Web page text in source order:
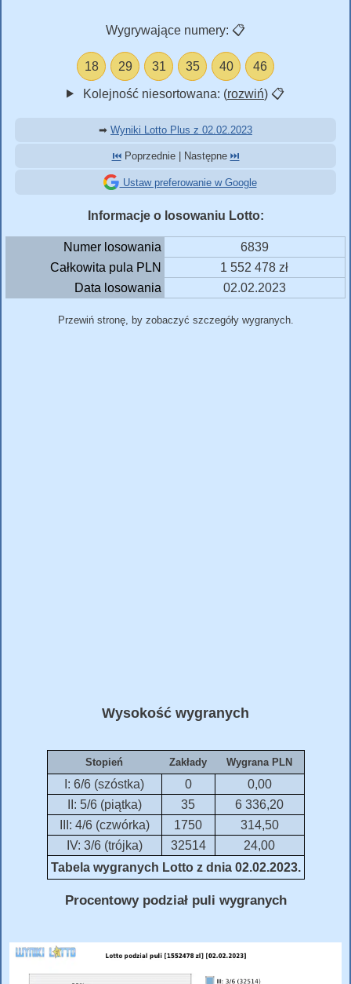
Wygrywające numery: 📋
18 29 31 35 40 46
Kolejność niesortowana: (rozwiń) 📋
➡ Wyniki Lotto Plus z 02.02.2023
⏮️Poprzednie | Następne ⏭️
Ustaw preferowanie w Google
Informacje o losowaniu Lotto:
Numer losowania
6839
Całkowita pula PLN
1 552 478 zł
Data losowania
02.02.2023
Przewiń stronę, by zobaczyć szczegóły wygranych.
Wysokość wygranych
Stopień Zakłady Wygrana PLN
I: 6/6 (szóstka) 0
0,00
II: 5/6 (piątka)
35
6 336,20
III: 4/6 (czwórka)
1750
314,50
IV: 3/6 (trójka)
32514
24,00
Tabela wygranych Lotto z dnia 02.02.2023.
Procentowy podział puli wygranych